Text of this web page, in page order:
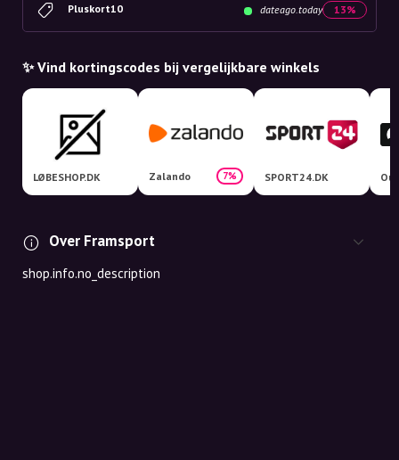
Pluskort10 dateago.today 13%
✨ Vind kortingscodes bij vergelijkbare winkels
LØBESHOP.DK Zalando 7% SPORT24.DK
Over Framsport
shop.info.no_description